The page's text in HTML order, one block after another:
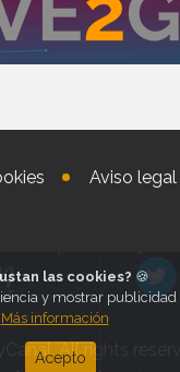
Aviso legal
All rights
las cookies? 🍪
y mostrar
Más información
Acepto